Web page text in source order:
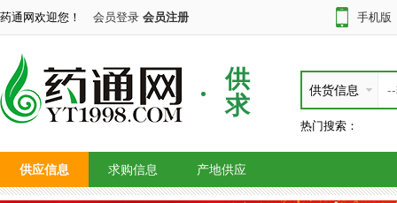
药通网欢迎您！ 会员登录 会员注册 手机版
供
求
供货信息
热门搜索：
供应信息 求购信息 产地供应